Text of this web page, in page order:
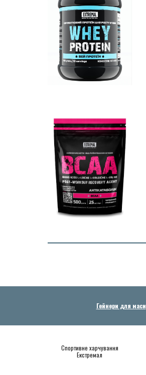
Гейнери для маси
Спортивне харчування
Екстремал